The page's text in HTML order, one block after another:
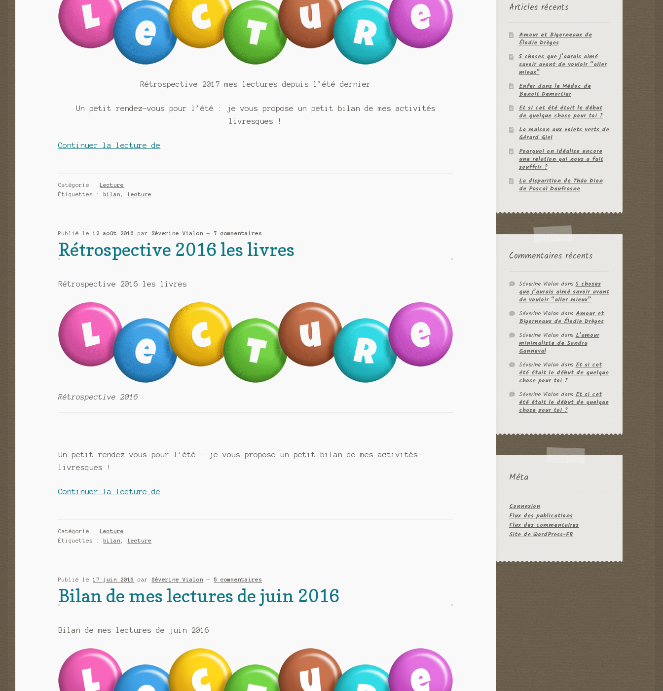
Rétrospective 2017 mes lectures depuis l’été dernier
Un petit rendez-vous pour l’été : je vous propose un petit bilan de mes activités
livresques !
Continuer la lecture de
Catégorie :Lecture
Étiquettes :bilan , lecture
Publié le12 août 2016 parSéverine Vialon —7 commentaires
Rétrospective 2016 les livres
Rétrospective 2016 les livres
Rétrospective 2016
Un petit rendez-vous pour l’été : je vous propose un petit bilan de mes activités
livresques !
Continuer la lecture de
Catégorie :Lecture
Étiquettes :bilan , lecture
Publié le17 juin 2016 parSéverine Vialon —5 commentaires
Bilan de mes lectures de juin 2016
Bilan de mes lectures de juin 2016
Articles récents
Amour et Bigorneaux de
Élodie Drèges
5 choses que j’aurais aimé
savoir avant de vouloir “aller
mieux”
Enfer dans le Médoc de
Benoit Demortier
Et si cet été était le début
de quelque chose pour toi ?
La maison aux volets verts de
Gérard Giel
Pourquoi on idéalise encore
une relation qui nous a fait
souffrir ?
La disparition de Thâo Dien
de Pascal Daufrasne
Commentaires récents
Séverine Vialondans5 choses
que j’aurais aimé savoir avant
de vouloir “aller mieux”
Séverine VialondansAmour et
Bigorneaux de Élodie Drèges
Séverine VialondansL’amour
minimaliste de Sandra
Ganneval
Séverine VialondansEt si cet
été était le début de quelque
chose pour toi ?
Séverine VialondansEt si cet
été était le début de quelque
chose pour toi ?
Méta
Connexion
Flux des publications
Flux des commentaires
Site de WordPress-FR